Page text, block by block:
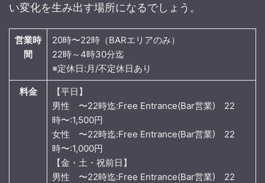
い変化を生み出す場所になるでしょう。
営業時
間
20時〜22時（BARエリアのみ）
22時～4時30分迄
※定休日:月/不定休日あり
料金
【平日】
男性 〜22時迄:Free Entrance(Bar営業) 22
時〜:1,500円
女性 〜22時迄:Free Entrance(Bar営業) 22
時〜:1,000円
【金・土・祝前日】
男性 〜22時迄:Free Entrance(Bar営業) 22